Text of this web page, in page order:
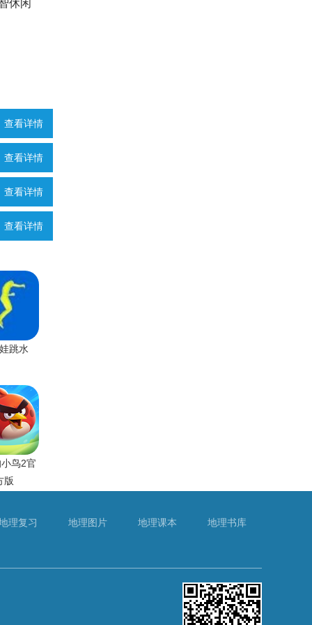
休闲
查看详情
查看详情
查看详情
查看详情
跳水
鸟2官
版
理复习 地理图片 地理课本
地理书库